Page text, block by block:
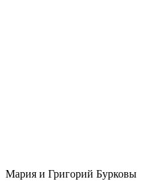
Мария и Григорий Бурковы